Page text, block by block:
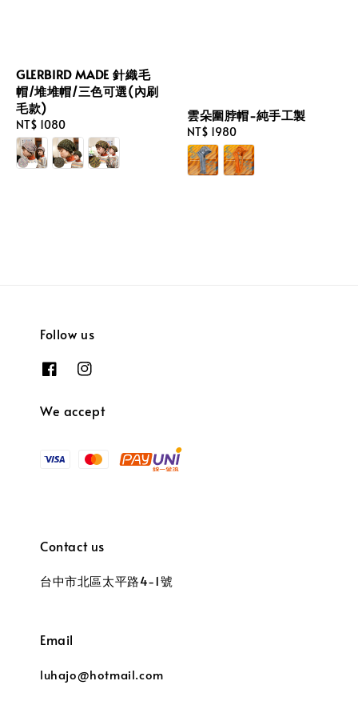
GLERBIRD MADE 針織毛
帽/堆堆帽/三色可選(內刷
毛款)
Regular
price
NT$ 1080
雲朵圍脖帽-純手工製
Regular
price
NT$ 1980
Follow us
We accept
Contact us
台中市北區太平路4-1號
Email
luhajo@hotmail.com